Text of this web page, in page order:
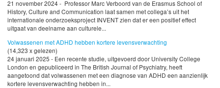
21 november 2024 - Professor Marc Verboord van de Erasmus School of
History, Culture and Communication laat samen met collega’s uit het
internationale onderzoeksproject INVENT zien dat er een positief effect
uitgaat van deelname aan culturele...
Volwassenen met ADHD hebben kortere levensverwachting
(14,323 x gelezen)
24 januari 2025 - Een recente studie, uitgevoerd door University College
London en gepubliceerd in The British Journal of Psychiatry, heeft
aangetoond dat volwassenen met een diagnose van ADHD een aanzienlijk
kortere levensverwachting hebben in...